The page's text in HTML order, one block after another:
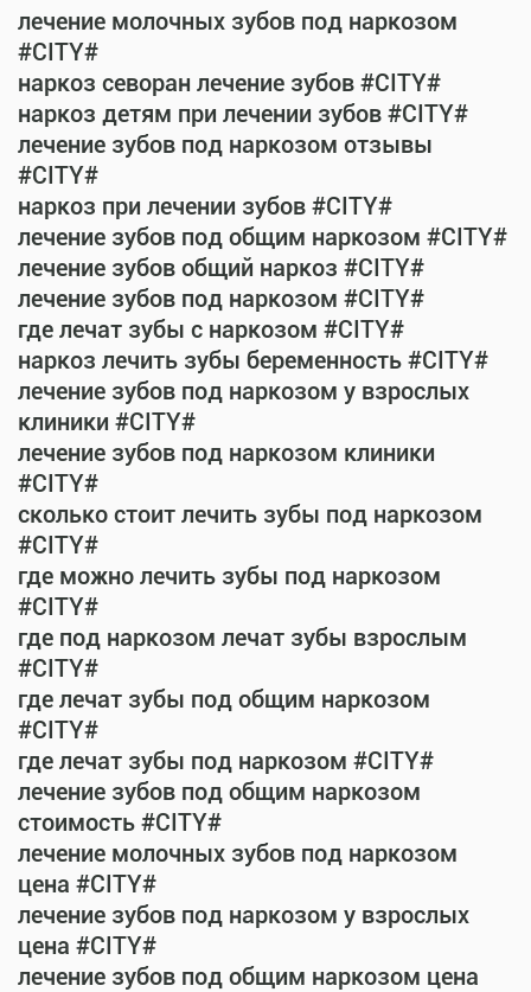
лечение молочных зубов под наркозом
#CITY#
наркоз севоран лечение зубов #CITY#
наркоз детям при лечении зубов #CITY#
лечение зубов под наркозом отзывы
#CITY#
наркоз при лечении зубов #CITY#
лечение зубов под общим наркозом #CITY#
лечение зубов общий наркоз #CITY#
лечение зубов под наркозом #CITY#
где лечат зубы с наркозом #CITY#
наркоз лечить зубы беременность #CITY#
лечение зубов под наркозом у взрослых
клиники #CITY#
лечение зубов под наркозом клиники
#CITY#
сколько стоит лечить зубы под наркозом
#CITY#
где можно лечить зубы под наркозом
#CITY#
где под наркозом лечат зубы взрослым
#CITY#
где лечат зубы под общим наркозом
#CITY#
где лечат зубы под наркозом #CITY#
лечение зубов под общим наркозом
стоимость #CITY#
лечение молочных зубов под наркозом
цена #CITY#
лечение зубов под наркозом у взрослых
цена #CITY#
лечение зубов под общим наркозом цена